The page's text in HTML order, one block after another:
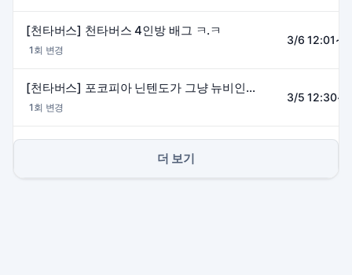
[천타버스] 천타버스 4인방 배그 ㅋ.ㅋ
1회 변경
3/6
[천타버스] 포코피아 닌텐도가 그냥 뉴비인사람
1회 변경
3/5
더 보기